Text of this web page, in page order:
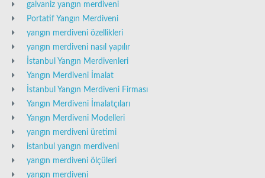
galvaniz yangın merdiveni
Portatif Yangın Merdiveni
yangın merdiveni özellikleri
yangın merdiveni nasıl yapılır
İstanbul Yangın Merdivenleri
Yangın Merdiveni İmalat
İstanbul Yangın Merdiveni Firması
Yangın Merdiveni İmalatçıları
Yangın Merdiveni Modelleri
yangın merdiveni üretimi
istanbul yangın merdiveni
yangın merdiveni ölçüleri
yangın merdiveni